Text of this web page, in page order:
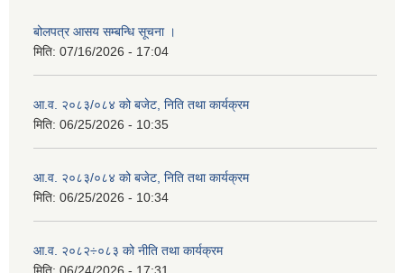
बोलपत्र आसय सम्बन्धि सूचना ।
मिति: 07/16/2026 - 17:04
आ.व. २०८३/०८४ को बजेट, निति तथा कार्यक्रम
मिति: 06/25/2026 - 10:35
आ.व. २०८३/०८४ को बजेट, निति तथा कार्यक्रम
मिति: 06/25/2026 - 10:34
आ.व. २०८२÷०८३ को नीति तथा कार्यक्रम
मिति: 06/24/2026 - 17:31